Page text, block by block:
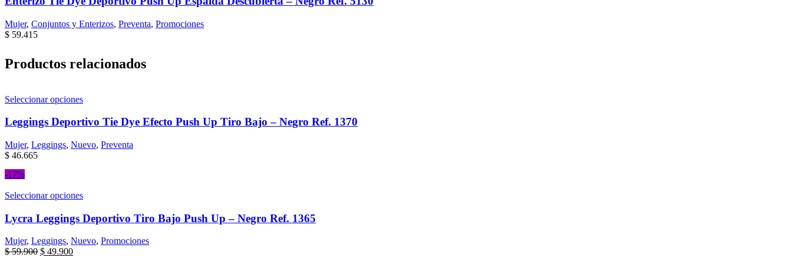
Mujer, Conjuntos y Enterizos, Preventa, Promociones
$ 59.415
Productos relacionados
Seleccionar opciones
Leggings Deportivo Tie Dye Efecto Push Up Tiro Bajo – Negro Ref. 1370
Mujer, Leggings, Nuevo, Preventa
$ 46.665
-17%
Seleccionar opciones
Lycra Leggings Deportivo Tiro Bajo Push Up – Negro Ref. 1365
Mujer, Leggings, Nuevo, Promociones
$59.900 $ 49.900